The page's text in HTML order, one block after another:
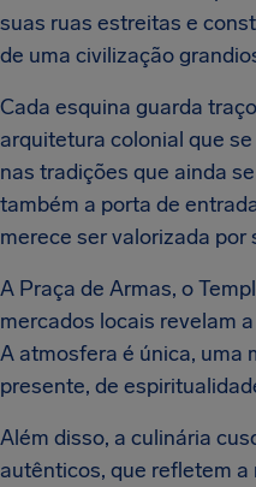
suas ruas estreitas e
de uma civilização
Cada esquina guarda
arquitetura colonial que
nas tradições que ainda
também a porta de
merece ser valorizada por
A Praça de Armas, o
mercados locais revelam
A atmosfera é única, uma
presente, de
Além disso, a culinária
autênticos, que refletem